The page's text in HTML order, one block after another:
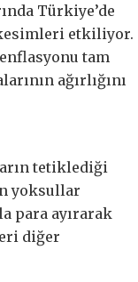
Türkiye’de
etkiliyor.
tam
ağırlığını
tetiklediği
yoksullar
para ayırarak
diğer